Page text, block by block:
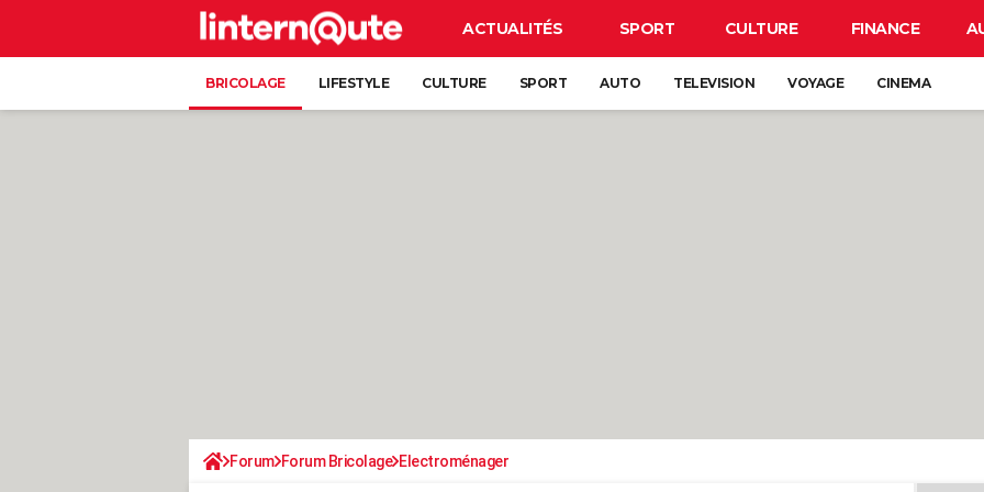
ACTUALITÉS SPORT CULTURE FINANCE
BRICOLAGE LIFESTYLE CULTURE SPORT AUTO TELEVISION VOYAGE CINEMA
Forum Forum Bricolage Electroménager